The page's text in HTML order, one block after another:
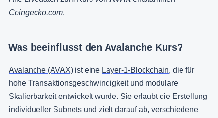
Coingecko.com.
Was beeinflusst den Avalanche Kurs?
Avalanche (AVAX) ist eine Layer-1-Blockchain, die für
hohe Transaktionsgeschwindigkeit und modulare
Skalierbarkeit entwickelt wurde. Sie erlaubt die Erstellung
individueller Subnets und zielt darauf ab, verschiedene